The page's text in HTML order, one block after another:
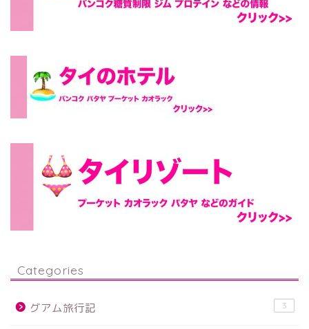
Categories
グアム旅行記 3